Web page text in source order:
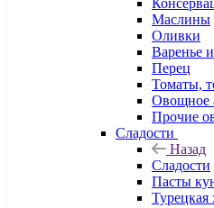
Маслины
Оливки
Варенье
Перец
Томаты,
Овощное
Прочие
Сладости
Назад
Сладости
Пасты
Турецкая